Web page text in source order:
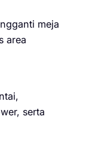
meja
area
serta